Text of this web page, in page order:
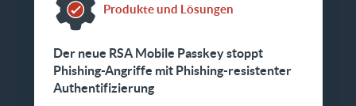
Produkte und Lösungen
Der neue RSA Mobile Passkey stoppt
Phishing-Angriffe mit Phishing-resistenter
Authentifizierung